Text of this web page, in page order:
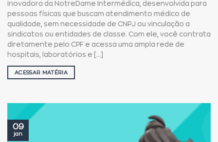
inovadora da NotreDame Intermédica, desenvolvida para
pessoas físicas que buscam atendimento médico de
qualidade, sem necessidade de CNPJ ou vinculação a
sindicatos ou entidades de classe. Com ele, você contrata
diretamente pelo CPF e acessa uma ampla rede de
hospitais, laboratórios e [...]
ACESSAR MATÉRIA
09
jan